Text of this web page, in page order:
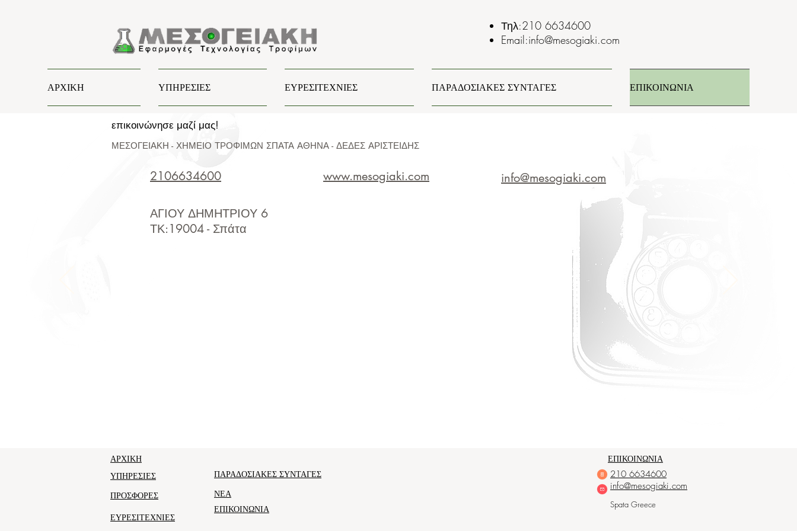
Τηλ:210 6634600
Email:info@mesogiaki.com
ΑΡΧΙΚΗ ΥΠΗΡΕΣΙΕΣ ΕΥΡΕΣΙΤΕΧΝΙΕΣ ΠΑΡΑΔΟΣΙΑΚΕΣ ΣΥΝΤΑΓΕΣ ΕΠΙΚΟΙΝΩΝΙΑ
επικοινώνησε μαζί μας!
ΜΕΣΟΓΕΙΑΚΗ - ΧΗΜΕΙΟ ΤΡΟΦΙΜΩΝ ΣΠΑΤΑ ΑΘΗΝΑ - ΔΕΔΕΣ ΑΡΙΣΤΕΙΔΗΣ
2106634600 www.mesogiaki.com info@mesogiaki.com
ΑΓΙΟΥ ΔΗΜΗΤΡΙΟΥ 6
ΤΚ:19004 - Σπάτα
ΑΡΧΙΚΗ
ΥΠΗΡΕΣΙΕΣ
ΠΡΟΣΦΟΡΕΣ
ΕΥΡΕΣΙΤΕΧΝΙΕΣ
ΠΑΡΑΔΟΣΙΑΚΕΣ ΣΥΝΤΑΓΕΣ
ΝΕΑ
ΕΠΙΚΟΙΝΩΝΙΑ
ΕΠΙΚΟΙΝΩΝΙΑ
210 6634600
info@mesogiaki.com
Spata Greece